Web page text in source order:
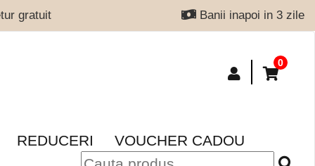
gratuit Banii inapoi in 3 zile
0
REDUCERI VOUCHER CADOU